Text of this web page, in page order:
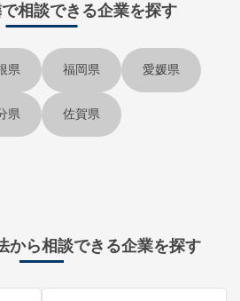
相談できる企業を探す
県 福岡県 愛媛県
県 佐賀県
から相談できる企業を探す